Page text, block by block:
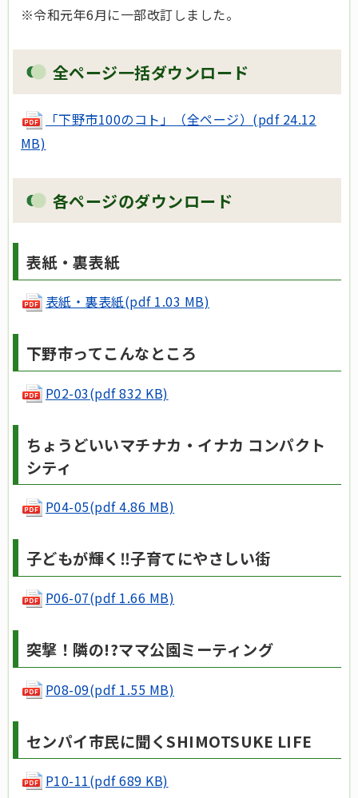
※令和元年6月に一部改訂しました。
全ページ一括ダウンロード
「下野市100のコト」（全ページ）(pdf 24.12
MB)
各ページのダウンロード
表紙・裏表紙
表紙・裏表紙(pdf 1.03 MB)
下野市ってこんなところ
P02-03(pdf 832 KB)
ちょうどいいマチナカ・イナカ コンパクト
シティ
P04-05(pdf 4.86 MB)
子どもが輝く‼子育てにやさしい街
P06-07(pdf 1.66 MB)
突撃！隣の!?ママ公園ミーティング
P08-09(pdf 1.55 MB)
センパイ市民に聞くSHIMOTSUKE LIFE
P10-11(pdf 689 KB)